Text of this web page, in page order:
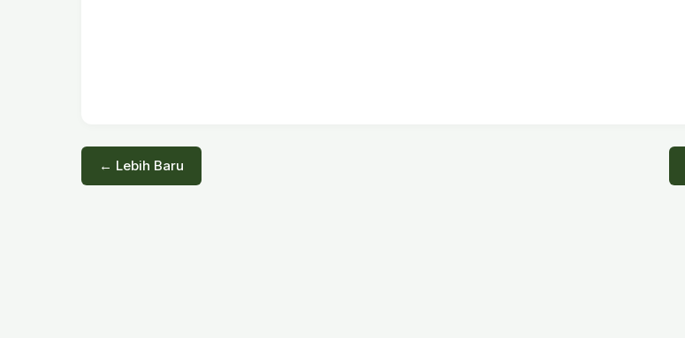
← Lebih Baru